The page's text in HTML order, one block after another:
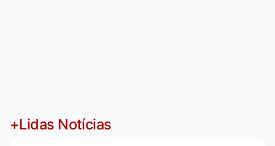
+Lidas Notícias